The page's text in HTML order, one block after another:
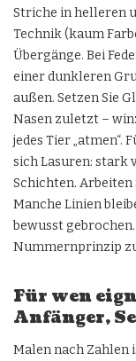
Striche in helleren
Technik (kaum
Übergänge. Bei
einer dunkleren
außen. Setzen Sie
Nasen zuletzt –
jedes Tier „atmen“.
sich Lasuren: stark
Schichten.
Manche Linien
bewusst
Nummernprinzip
Für wen
Anfänger,
Malen nach Zahlen